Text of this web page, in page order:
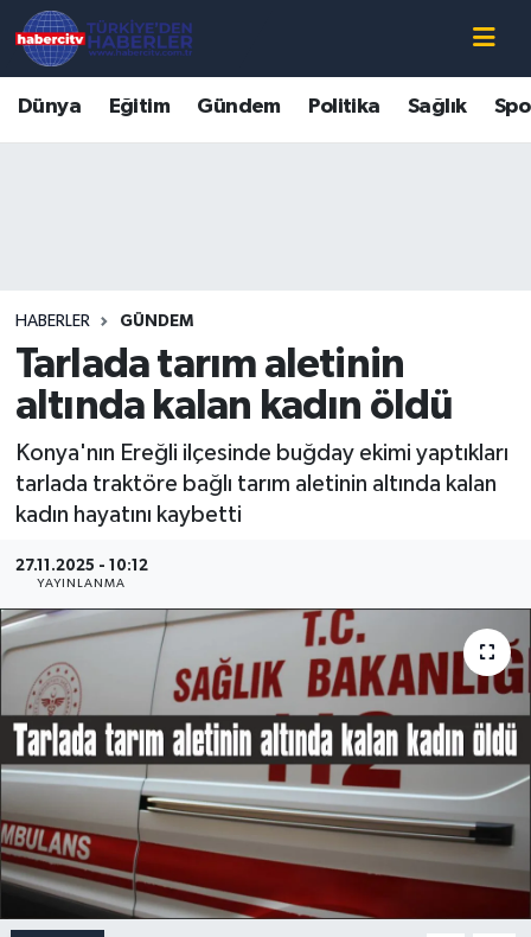
Dünya Eğitim Gündem Politika Sağlık
HABERLER GÜNDEM
Tarlada tarım aletinin
altında kalan kadın öldü
Konya'nın Ereğli ilçesinde buğday ekimi yaptıkları
tarlada traktöre bağlı tarım aletinin altında kalan
kadın hayatını kaybetti
27.11.2025 - 10:12
YAYINLANMA
Süper Lig Puan Durumu ve Fikstür
Tüm Manşetler
Son Dakika Haberleri
Haber Arşivi